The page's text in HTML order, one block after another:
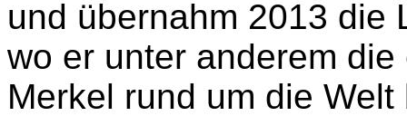
und übernahm 2013 die
wo er unter anderem
Merkel rund um die